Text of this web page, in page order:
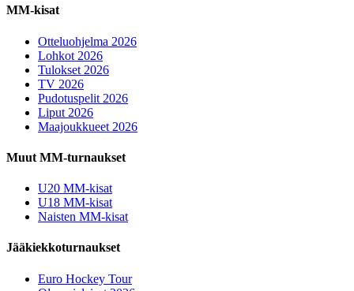
MM-kisat
Otteluohjelma 2026
Lohkot 2026
Tulokset 2026
TV 2026
Pudotuspelit 2026
Liput 2026
Maajoukkueet 2026
Muut MM-turnaukset
U20 MM-kisat
U18 MM-kisat
Naisten MM-kisat
Jääkiekkoturnaukset
Euro Hockey Tour